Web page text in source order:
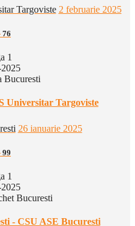
2 februarie 2025
76
1
Bucuresti
Universitar Targoviste
26 ianuarie 2025
99
1
Bucuresti
- CSU ASE Bucuresti